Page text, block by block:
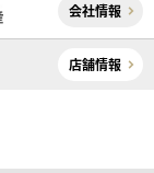
会社情報
店舗情報